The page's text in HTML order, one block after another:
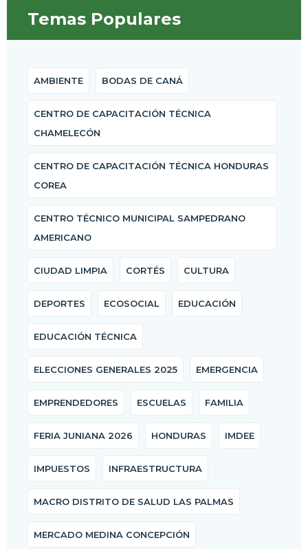
Temas Populares
AMBIENTE BODAS DE CANÁ
CENTRO DE CAPACITACIÓN TÉCNICA
CHAMELECÓN
CENTRO DE CAPACITACIÓN TÉCNICA HONDURAS
COREA
CENTRO TÉCNICO MUNICIPAL SAMPEDRANO
AMERICANO
CIUDAD LIMPIA CORTÉS CULTURA
DEPORTES ECOSOCIAL EDUCACIÓN
EDUCACIÓN TÉCNICA
ELECCIONES GENERALES 2025 EMERGENCIA
EMPRENDEDORES ESCUELAS FAMILIA
FERIA JUNIANA 2026 HONDURAS IMDEE
IMPUESTOS INFRAESTRUCTURA
MACRO DISTRITO DE SALUD LAS PALMAS
MERCADO MEDINA CONCEPCIÓN